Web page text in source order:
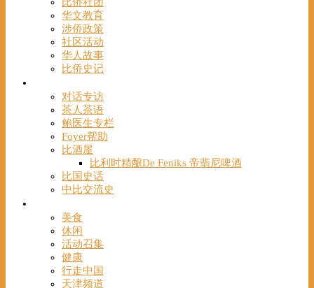
华文教育
涉侨政策
社区活动
华人故事
比侨史记
对话专访
茶人茶语
鲍医生专栏
Foyer帮助
比酒屋
比利时精酿De Feniks 帝翡尼啤酒
比国史话
中比交流史
美食
休闲
活动召集
健康
行走中国
天津频道